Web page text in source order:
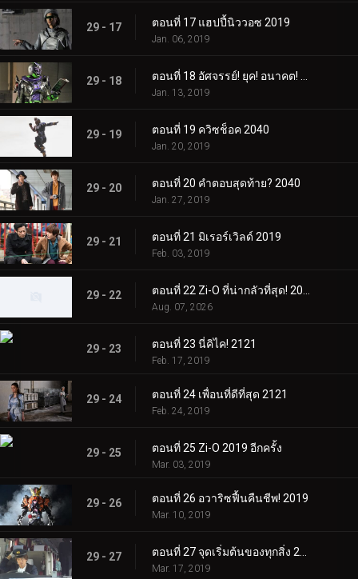
29 - 17 ตอนที่ 17 แฮปปี้นิววอซ 2019
Jan. 06, 2019
29 - 18
Jan. 13, 2019
29 - 19 ตอนที่ 19 ควิซช็อค 2040
Jan. 20, 2019
29 - 20 ตอนที่ 20 คำตอบสุดท้าย? 2040
Jan. 27, 2019
29 - 21 ตอนที่ 21 มิเรอร์เวิลด์ 2019
Feb. 03, 2019
29 - 22
Aug. 07, 2026
29 - 23 ตอนที่ 23 นี่คิไค! 2121
Feb. 17, 2019
29 - 24 ตอนที่ 24 เพื่อนที่ดีที่สุด 2121
Feb. 24, 2019
29 - 25 ตอนที่ 25 Zi-O 2019 อีกครั้ง
Mar. 03, 2019
29 - 26 ตอนที่ 26 อวาริซฟื้นคืนชีพ! 2019
Mar. 10, 2019
29 - 27
Mar. 17, 2019